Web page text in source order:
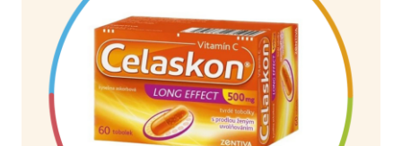
DO
VYPRODÁNÍ
ZÁSOB